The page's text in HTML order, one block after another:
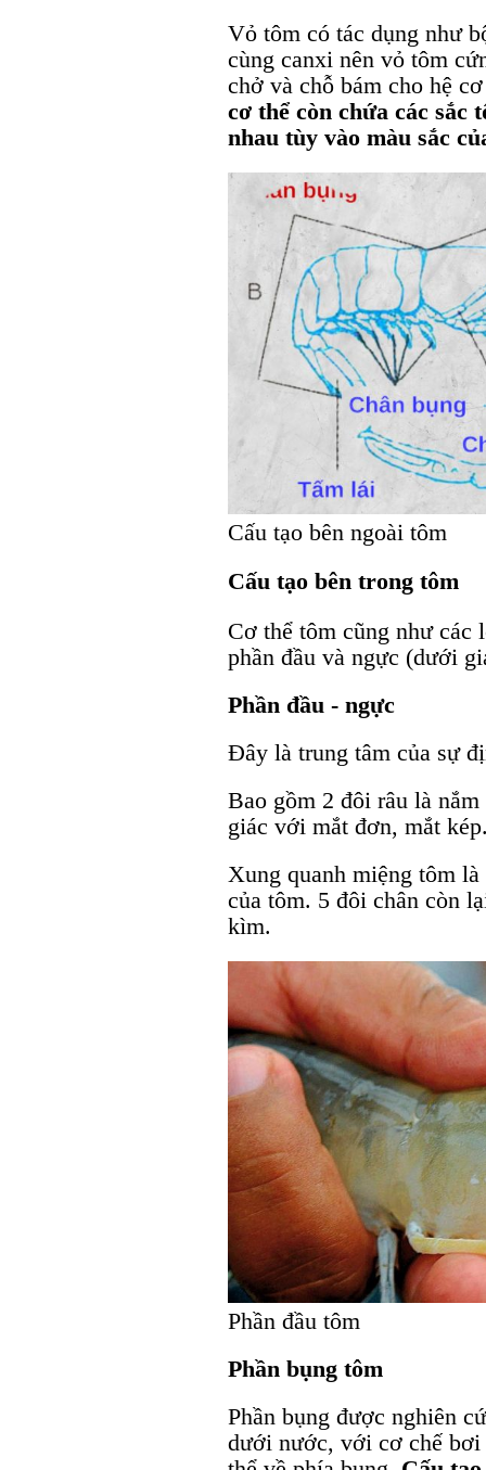
Vỏ tôm có tác dụng như
cùng canxi nên vỏ tôm
chở và chỗ bám cho hệ
cơ thể còn chứa các sắc
nhau tùy vào màu sắc
Cấu tạo bên ngoài tôm
Cấu tạo bên trong tôm
Cơ thể tôm cũng như các
phần đầu và ngực (dưới
Phần đầu - ngực
Đây là trung tâm của sự
Bao gồm 2 đôi râu là
giác với mắt đơn, mắt
Xung quanh miệng tôm
của tôm. 5 đôi chân còn
kìm.
Phần đầu tôm
Phần bụng tôm
Phần bụng được nghiên
dưới nước, với cơ chế bơi